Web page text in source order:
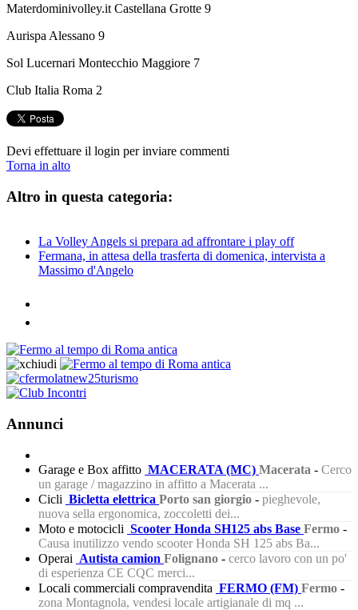
Materdominivolley.it Castellana Grotte 9
Aurispa Alessano 9
Sol Lucernari Montecchio Maggiore 7
Club Italia Roma 2
Devi effettuare il login per inviare commenti
Torna in alto
Altro in questa categoria:
La Volley Angels si prepara ad affrontare i play off
Fermana, in attesa della trasferta di domenica, intervista a
Massimo d'Angelo
Annunci
Garage e Box affitto MACERATA (MC) Macerata - Cerco
un garage / magazzino in affitto a Macerata ...
Cicli Bicletta elettrica Porto san giorgio - pieghevole,
nuova sella ergonomica, zoccoletti dei...
Moto e motocicli Scooter Honda SH125 abs Base Fermo -
Causa inutilizzo vendo scooter Honda SH 125 abs Ba...
Operai Autista camion Folignano - cerco lavoro con un po'
di esperienza CE CQC merci...
Locali commerciali compravendita FERMO (FM) Fermo -
zona Montagnola, vendesi locale artigianale di mq ...